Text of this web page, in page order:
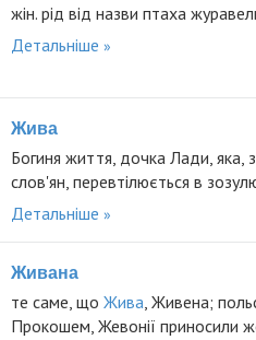
жін. рід від назви птаха
Детальніше
Жива
Богиня життя, дочка Лади, яка,
слов'ян, перевтілюється в
Детальніше
Живана
те саме, щоЖива , Живена;
Прокошем, Жевонії приносили